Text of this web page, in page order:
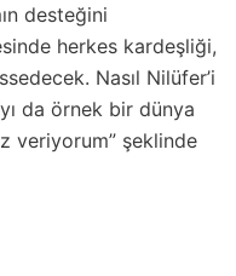
desteğini
herkes kardeşliği,
Nasıl Nilüfer’i
da örnek bir dünya
veriyorum” şeklinde